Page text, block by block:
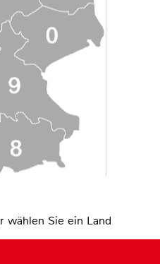
wählen Sie ein Land